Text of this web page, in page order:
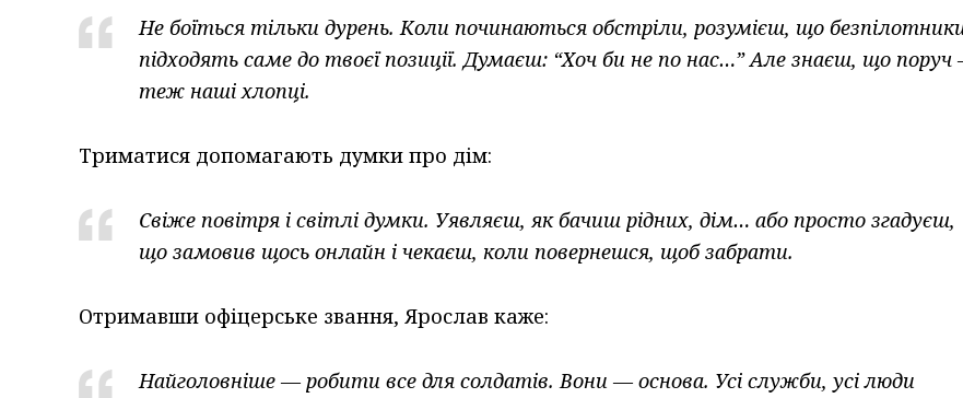
Не боїться тільки дурень. Коли починаються обстріли, розумієш, що
підходять саме до твоєї позиції. Думаєш: “Хоч би не по нас…” Але знаєш, що
теж наші хлопці.
Триматися допомагають думки про дім:
Свіже повітря і світлі думки. Уявляєш, як бачиш рідних, дім… або просто згадуєш,
що замовив щось онлайн і чекаєш, коли повернешся, щоб забрати.
Отримавши офіцерське звання, Ярослав каже:
Найголовніше — робити все для солдатів. Вони — основа. Усі служби, усі люди